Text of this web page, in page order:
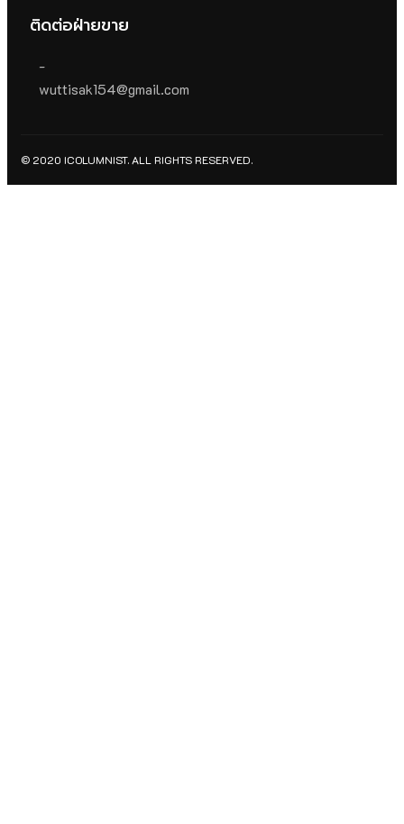
ติดต่อฝ่ายขาย
-
wuttisak154@gmail.com
© 2020 ICOLUMNIST. ALL RIGHTS RESERVED.